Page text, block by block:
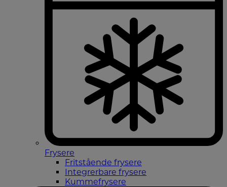
Frysere
Fritstående frysere
Integrerbare frysere
Kummefrysere